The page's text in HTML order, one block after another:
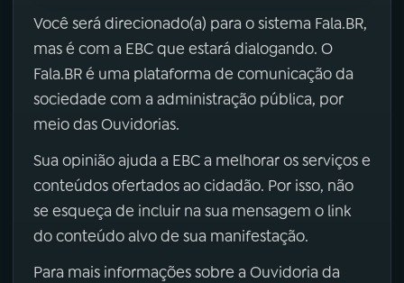
Você será direcionado(a) para o sistema Fala.BR,
mas é com a EBC que estará dialogando. O
Fala.BR é uma plataforma de comunicação da
sociedade com a administração pública, por
meio das Ouvidorias.
Sua opinião ajuda a EBC a melhorar os serviços e
conteúdos ofertados ao cidadão. Por isso, não
se esqueça de incluir na sua mensagem o link
do conteúdo alvo de sua manifestação.
Para mais informações sobre a Ouvidoria da